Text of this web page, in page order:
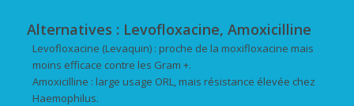
Alternatives : Levofloxacine, Amoxicilline
Levofloxacine (Levaquin) : proche de la moxifloxacine mais
moins efficace contre les Gram +.
Amoxicilline : large usage ORL, mais résistance élevée chez
Haemophilus.